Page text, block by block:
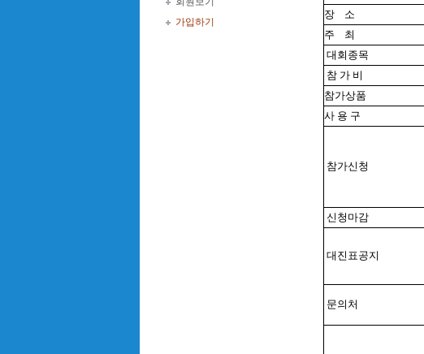
가입하기
장
소
주
최
대회종목
참 가 비
참가상품
사 용 구
참가신청
신청마감
대진표공지
문의처